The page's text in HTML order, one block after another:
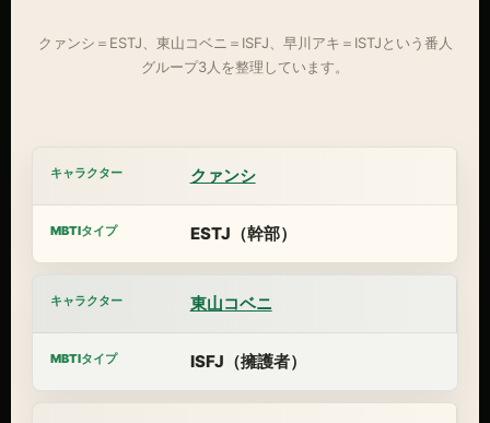
クァンシ＝ESTJ、東山コベニ＝ISFJ、早川アキ＝ISTJという番人
グループ3人を整理しています。
クァンシ
ESTJ（幹部）
東山コベニ
ISFJ（擁護者）